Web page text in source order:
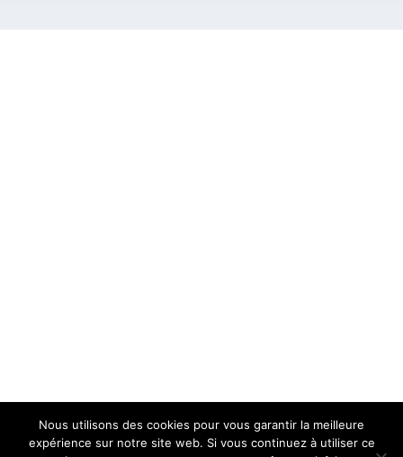
Mentions Légales
Politique de Confidentialité
Plan du Site
Nous utilisons des cookies pour vous garantir la meilleure
expérience sur notre site web. Si vous continuez à utiliser ce